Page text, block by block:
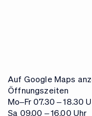
Auf Google Maps
Öffnungszeiten
Mo–Fr07.30 – 18.30
Sa 09.00 – 16.00 Uhr